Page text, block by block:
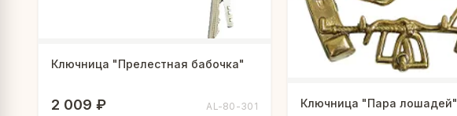
Ключница "Прелестная бабочка"
2 009 ₽ AL-80-301 Ключница "Пара лошадей"